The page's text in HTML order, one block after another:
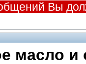
Вы
масло и